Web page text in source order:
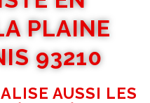
PLAINE
93210
AUSSI LES